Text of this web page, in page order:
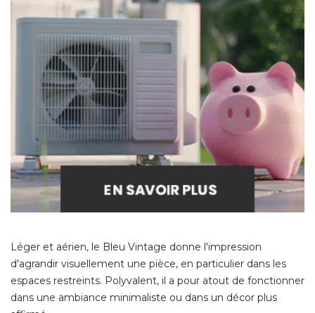
Léger et aérien, le Bleu Vintage donne l'impression
d'agrandir visuellement une pièce, en particulier dans les
espaces restreints. Polyvalent, il a pour atout de fonctionner
dans une ambiance minimaliste ou dans un décor plus